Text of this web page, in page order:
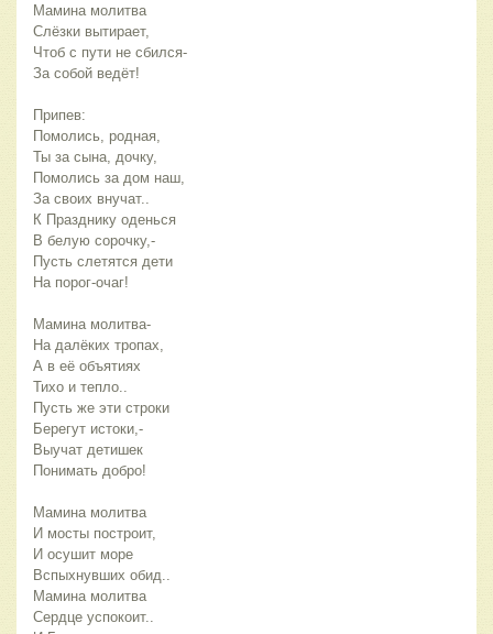
Мамина молитва
Слёзки вытирает,
Чтоб с пути не сбился-
За собой ведёт!
Припев:
Помолись, родная,
Ты за сына, дочку,
Помолись за дом наш,
За своих внучат..
К Празднику оденься
В белую сорочку,-
Пусть слетятся дети
На порог-очаг!
Мамина молитва-
На далёких тропах,
А в её объятиях
Тихо и тепло..
Пусть же эти строки
Берегут истоки,-
Выучат детишек
Понимать добро!
Мамина молитва
И мосты построит,
И осушит море
Вспыхнувших обид..
Мамина молитва
Сердце успокоит..